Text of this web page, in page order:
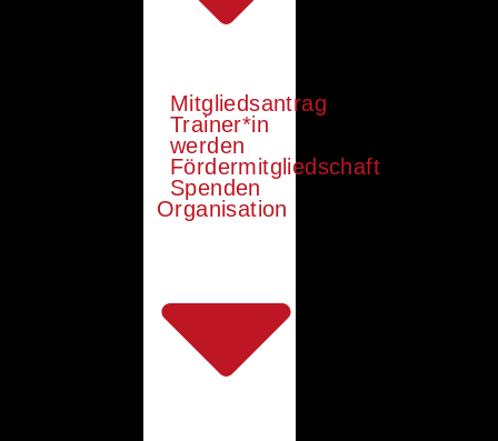
Mitgliedsantrag
Trainer*in
werden
Fördermitgliedschaft
Spenden
Organisation